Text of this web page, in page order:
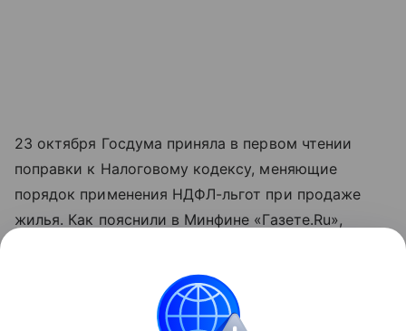
23 октября Госдума приняла в первом чтении
поправки к Налоговому кодексу, меняющие
порядок применения НДФЛ-льгот при продаже
жилья. Как пояснили в Минфине «Газете.Ru»,
непрерывного срока владения квартирой
до сделки — три или пять лет, в зависимости
от способа получения объекта, чтобы